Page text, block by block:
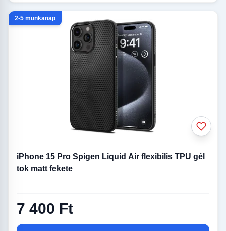
2-5 munkanap
iPhone 15 Pro Spigen Liquid Air flexibilis TPU gél
tok matt fekete
7 400 Ft